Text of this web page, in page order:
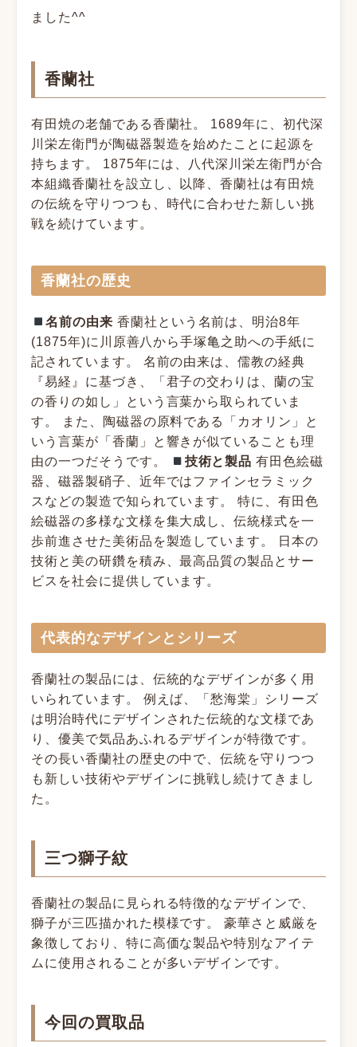
ました^^
香蘭社
有田焼の老舗である香蘭社。 1689年に、初代深
川栄左衛門が陶磁器製造を始めたことに起源を
持ちます。 1875年には、八代深川栄左衛門が合
本組織香蘭社を設立し、以降、香蘭社は有田焼
の伝統を守りつつも、時代に合わせた新しい挑
戦を続けています。
香蘭社の歴史
名前の由来 香蘭社という名前は、明治8年
(1875年)に川原善八から手塚亀之助への手紙に
記されています。 名前の由来は、儒教の経典
『易経』に基づき、「君子の交わりは、蘭の宝
の香りの如し」という言葉から取られていま
す。 また、陶磁器の原料である「カオリン」と
いう言葉が「香蘭」と響きが似ていることも理
由の一つだそうです。
技術と製品 有田色絵磁
器、磁器製硝子、近年ではファインセラミック
スなどの製造で知られています。 特に、有田色
絵磁器の多様な文様を集大成し、伝統様式を一
歩前進させた美術品を製造しています。
日本の
技術と美の研鑽を積み、最高品質の製品とサー
ビスを社会に提供しています。
代表的なデザインとシリーズ
香蘭社の製品には、伝統的なデザインが多く用
いられています。 例えば、「愁海棠」シリーズ
は明治時代にデザインされた伝統的な文様であ
り、優美で気品あふれるデザインが特徴です。
その長い香蘭社の歴史の中で、伝統を守りつつ
も新しい技術やデザインに挑戦し続けてきまし
た。
三つ獅子紋
香蘭社の製品に見られる特徴的なデザインで、
獅子が三匹描かれた模様です。 豪華さと威厳を
象徴しており、特に高価な製品や特別なアイテ
ムに使用されることが多いデザインです。
今回の買取品